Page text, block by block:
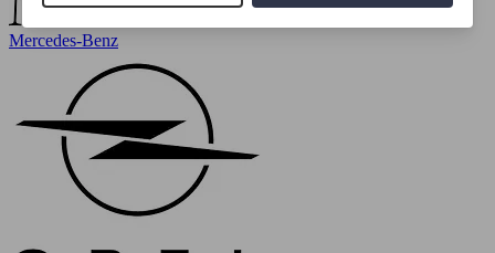
Mercedes-Benz